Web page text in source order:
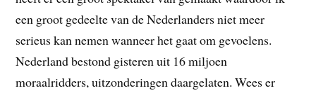
een groot gedeelte van de Nederlanders niet meer
serieus kan nemen wanneer het gaat om gevoelens.
Nederland bestond gisteren uit 16 miljoen
moraalridders, uitzonderingen daargelaten. Wees er